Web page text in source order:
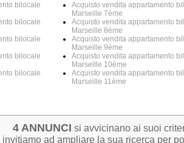
bilocale
bilocale
bilocale
bilocale
bilocale
Acquisto vendita appartamento
Marseille 7ème
Acquisto vendita appartamento
Marseille 8ème
Acquisto vendita appartamento
Marseille 9ème
Acquisto vendita appartamento
Marseille 10ème
Acquisto vendita appartamento
Marseille 11ème
4 ANNUNCI si avvicinano ai suoi
invitiamo ad ampliare la sua ricerca per